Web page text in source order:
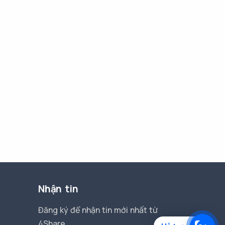
Nhận tin
Đăng ký để nhận tin mới nhất từ